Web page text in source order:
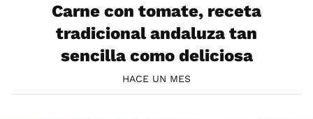
Carne con tomate, receta
tradicional andaluza tan
sencilla como deliciosa
HACE UN MES